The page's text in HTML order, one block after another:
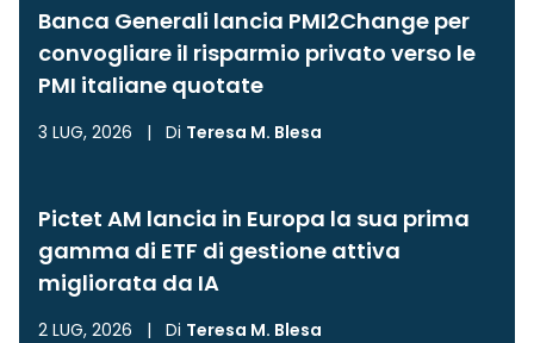
Banca Generali lancia PMI2Change per
convogliare il risparmio privato verso le
PMI italiane quotate
3 LUG, 2026 | Di Teresa M. Blesa
Pictet AM lancia in Europa la sua prima
gamma di ETF di gestione attiva
migliorata da IA
2 LUG, 2026 | Di Teresa M. Blesa